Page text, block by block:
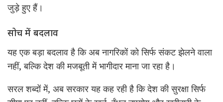
जुड़े हुए हैं।
सोच में बदलाव
यह एक बड़ा बदलाव है कि अब नागरिकों को सिर्फ संकट झेलने वाला
नहीं, बल्कि देश की मजबूती में भागीदार माना जा रहा है।
सरल शब्दों में, अब सरकार यह कह रही है कि देश की सुरक्षा सिर्फ